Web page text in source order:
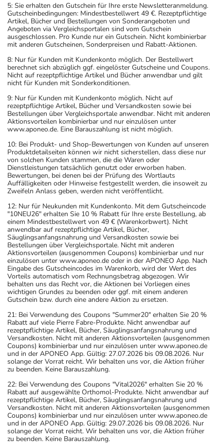
5: Sie erhalten den Gutschein für Ihre erste Newsletteranmeldung.
Gutscheinbedingungen: Mindestbestellwert 49 €. Rezeptpflichtige
Artikel, Bücher und Bestellungen von Sonderangeboten und
Angeboten via Vergleichsportalen sind vom Gutschein
ausgeschlossen. Pro Kunde nur ein Gutschein. Nicht kombinierbar
mit anderen Gutscheinen, Sonderpreisen und Rabatt-Aktionen.
8: Nur für Kunden mit Kundenkonto möglich. Der Bestellwert
berechnet sich abzüglich ggf. eingelöster Gutscheine und Coupons.
Nicht auf rezeptpflichtige Artikel und Bücher anwendbar und gilt
nicht für Kunden mit Sonderkonditionen.
9: Nur für Kunden mit Kundenkonto möglich. Nicht auf
rezeptpflichtige Artikel, Bücher und Versandkosten sowie bei
Bestellungen über Vergleichsportale anwendbar. Nicht mit anderen
Aktionsvorteilen kombinierbar und nur einzulösen unter
www.aponeo.de. Eine Barauszahlung ist nicht möglich.
10: Bei Produkt- und Shop-Bewertungen von Kunden auf unseren
Produktdetailseiten können wir nicht sicherstellen, dass diese nur
von solchen Kunden stammen, die die Waren oder
Dienstleistungen tatsächlich genutzt oder erworben haben.
Bewertungen, bei denen bei der Prüfung des Wortlauts
Auffälligkeiten oder Hinweise festgestellt werden, die insoweit zu
Zweifeln Anlass geben, werden nicht veröffentlicht.
12: Nur für Neukunden mit Kundenkonto. Mit dem Gutscheincode
"10NEU26" erhalten Sie 10 % Rabatt für Ihre erste Bestellung, ab
einem Mindestbestellwert von 49 € (Warenkorbwert). Nicht
anwendbar auf rezeptpflichtige Artikel, Bücher,
Säuglingsanfangsnahrung und Versandkosten sowie bei
Bestellungen über Vergleichsportale. Nicht mit anderen
Aktionsvorteilen (ausgenommen Coupons) kombinierbar und nur
einzulösen unter www.aponeo.de oder in der APONEO App. Nach
Eingabe des Gutscheincodes im Warenkorb, wird der Wert des
Vorteils automatisch vom Rechnungsbetrag abgezogen. Wir
behalten uns das Recht vor, die Aktionen bei Vorliegen eines
wichtigen Grundes zu beenden oder ggf. mit einem anderen
Gutschein bzw. durch eine andere Aktion zu ersetzen.
21: Bei Verwendung des Coupons "Summer20" erhalten Sie 20 %
Rabatt auf viele Pierre Fabre-Produkte. Nicht anwendbar auf
rezeptpflichtige Artikel, Bücher, Säuglingsanfangsnahrung und
Versandkosten. Nicht mit anderen Aktionsvorteilen (ausgenommen
Coupons) kombinierbar und nur einzulösen unter www.aponeo.de
und in der APONEO App. Gültig: 27.07.2026 bis 09.08.2026. Nur
solange der Vorrat reicht. Wir behalten uns vor, die Aktion früher
zu beenden. Keine Barauszahlung.
22: Bei Verwendung des Coupons "Vital2026" erhalten Sie 20 %
Rabatt auf ausgewählte Orthomol-Produkte. Nicht anwendbar auf
rezeptpflichtige Artikel, Bücher, Säuglingsanfangsnahrung und
Versandkosten. Nicht mit anderen Aktionsvorteilen (ausgenommen
Coupons) kombinierbar und nur einzulösen unter www.aponeo.de
und in der APONEO App. Gültig: 29.07.2026 bis 09.08.2026. Nur
solange der Vorrat reicht. Wir behalten uns vor, die Aktion früher
zu beenden. Keine Barauszahlung.